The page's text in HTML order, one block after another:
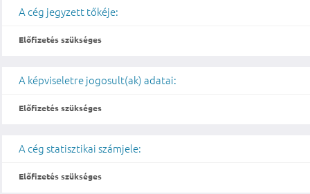
A cég jegyzett tőkéje:
Előfizetés szükséges
A képviseletre jogosult(ak) adatai:
Előfizetés szükséges
A cég statisztikai számjele:
Előfizetés szükséges